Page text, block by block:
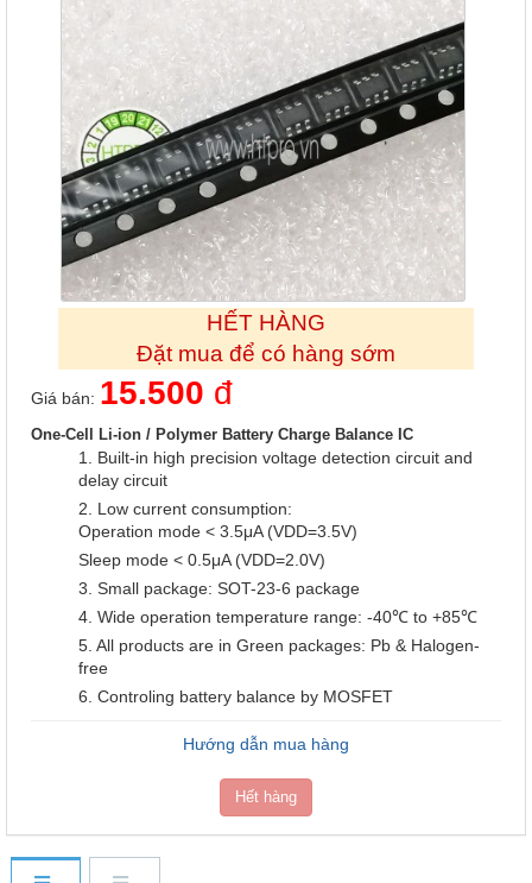
HẾT HÀNG
Đặt mua để có hàng sớm
Giá bán: 15.500 đ
One-Cell Li-ion / Polymer Battery Charge Balance IC
1. Built-in high precision voltage detection circuit and
delay circuit
2. Low current consumption:
Operation mode < 3.5μA (VDD=3.5V)
Sleep mode < 0.5μA (VDD=2.0V)
3. Small package: SOT-23-6 package
4. Wide operation temperature range: -40℃ to +85℃
5. All products are in Green packages: Pb & Halogen-
free
6. Controling battery balance by MOSFET
Hướng dẫn mua hàng
Hết hàng